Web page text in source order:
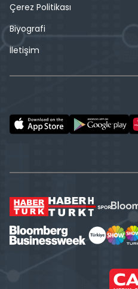
Çerez Politikası
Biyografi
İletişim